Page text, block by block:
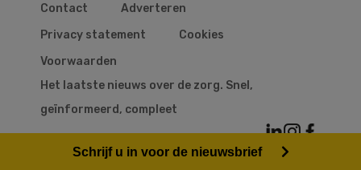
Contact
Adverteren
Privacy statement
Cookies
Voorwaarden
Het laatste nieuws over de zorg. Snel,
geïnformeerd, compleet
Schrijf u in voor de nieuwsbrief